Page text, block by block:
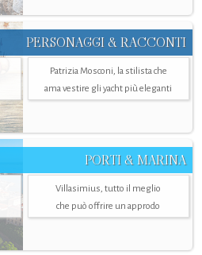
PERSONAGGI & RACCONTI
Patrizia Mosconi, la stilista che
ama vestire gli yacht più eleganti
PORTI & MARINA
Villasimius, tutto il meglio
che può offrire un approdo